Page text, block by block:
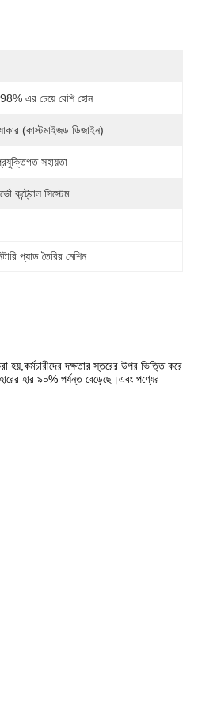
98% এর চেয়ে বেশি হোন
(কাস্টমাইজড ডিজাইন)
সহায়তা
কন্ট্রোল সিস্টেম
প্যাড তৈরির মেশিন
হয়,কর্মচারীদের দক্ষতার স্তরের উপর ভিত্তি করে
হার ৯০% পর্যন্ত বেড়েছে।এবং পণ্যের